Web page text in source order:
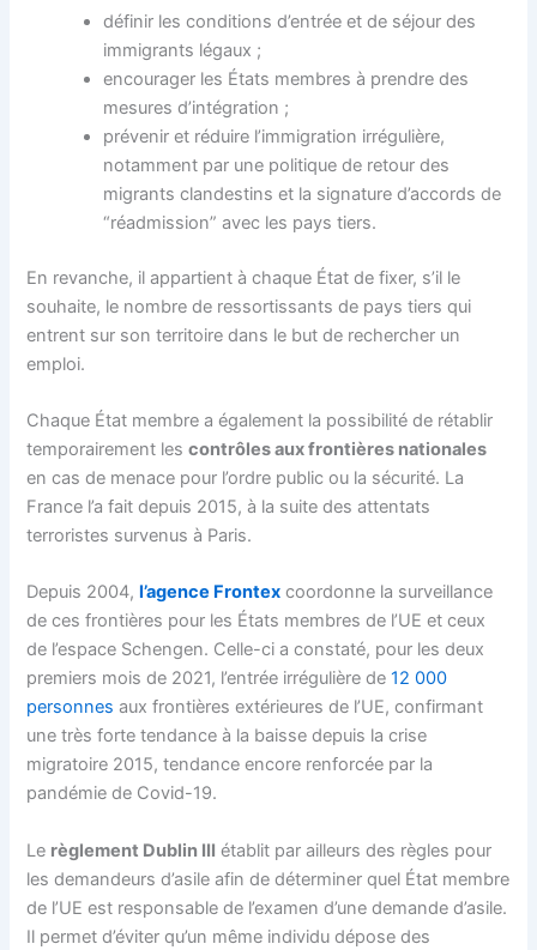
définir les conditions d’entrée et de séjour des
immigrants légaux ;
encourager les États membres à prendre des
mesures d’intégration ;
prévenir et réduire l’immigration irrégulière,
notamment par une politique de retour des
migrants clandestins et la signature d’accords de
“réadmission” avec les pays tiers.
En revanche, il appartient à chaque État de fixer, s’il le
souhaite, le nombre de ressortissants de pays tiers qui
entrent sur son territoire dans le but de rechercher un
emploi.
Chaque État membre a également la possibilité de rétablir
temporairement lescontrôles aux frontières nationales
en cas de menace pour l’ordre public ou la sécurité. La
France l’a fait depuis 2015, à la suite des attentats
terroristes survenus à Paris.
Depuis 2004, l’agence Frontex coordonne la surveillance
de ces frontières pour les États membres de l’UE et ceux
de l’espace Schengen. Celle-ci a constaté, pour les deux
premiers mois de 2021, l’entrée irrégulière de12 000
personnes aux frontières extérieures de l’UE, confirmant
une très forte tendance à la baisse depuis la crise
migratoire 2015, tendance encore renforcée par la
pandémie de Covid-19.
Le règlement Dublin III établit par ailleurs des règles pour
les demandeurs d’asile afin de déterminer quel État membre
de l’UE est responsable de l’examen d’une demande d’asile.
Il permet d’éviter qu’un même individu dépose des